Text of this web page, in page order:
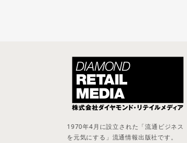
1970年4月に設立された「流通ビジネス
を元気にする」流通情報出版社です。